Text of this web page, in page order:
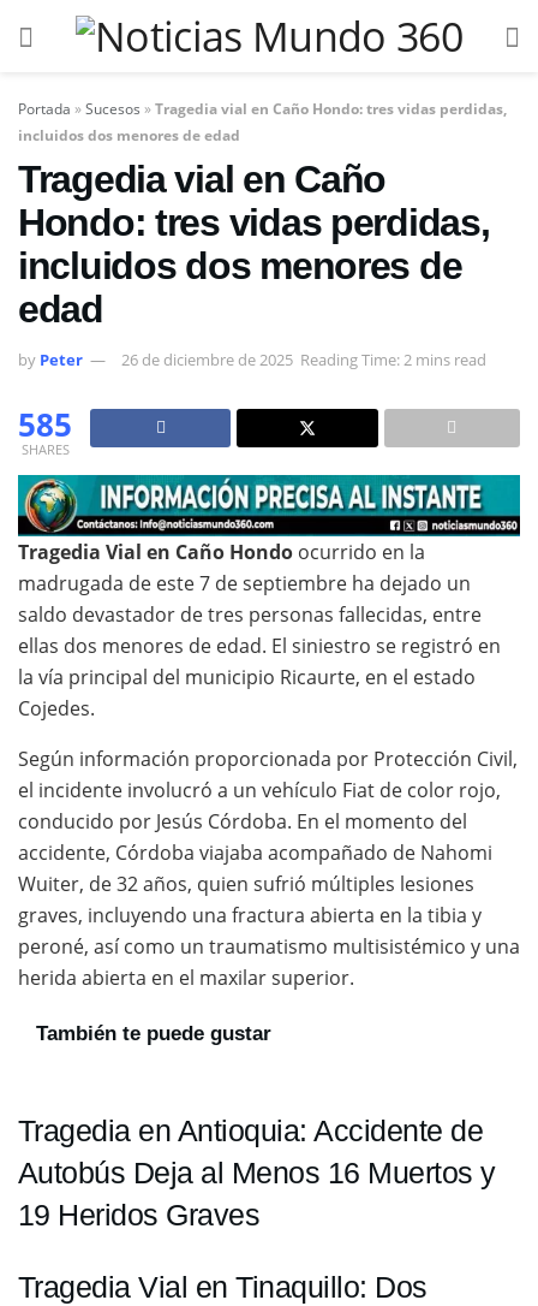
Portada »Sucesos »Tragedia vial en Caño Hondo: tres vidas perdidas,
incluidos dos menores de edad
Tragedia vial en Caño
Hondo: tres vidas perdidas,
incluidos dos menores de
edad
by Peter 26 de diciembre de 2025 Reading Time: 2 mins read
585
SHARES
Tragedia Vial en Caño Hondo ocurrido en la
madrugada de este 7 de septiembre ha dejado un
saldo devastador de tres personas fallecidas, entre
ellas dos menores de edad. El siniestro se registró en
la vía principal del municipio Ricaurte, en el estado
Cojedes.
Según información proporcionada por Protección Civil,
el incidente involucró a un vehículo Fiat de color rojo,
conducido por Jesús Córdoba. En el momento del
accidente, Córdoba viajaba acompañado de Nahomi
Wuiter, de 32 años, quien sufrió múltiples lesiones
graves, incluyendo una fractura abierta en la tibia y
peroné, así como un traumatismo multisistémico y una
herida abierta en el maxilar superior.
También te puede gustar
Tragedia en Antioquia: Accidente de
Autobús Deja al Menos 16 Muertos y
19 Heridos Graves
Tragedia Vial en Tinaquillo: Dos